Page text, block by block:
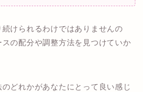
けられるわけではありませんの
の配分や調整方法を見つけていか
どれかがあなたにとって良い感じ